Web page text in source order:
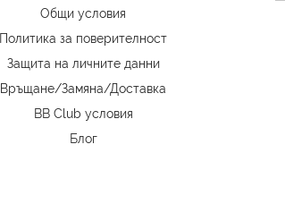
Oбщи условия
Политика за поверителност
Защита на личните данни
Връщане/Замяна/Доставка
BB Club условия
Блог